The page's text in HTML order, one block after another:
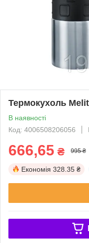
Термокухоль
В наявності
Код: 4006508206056
666,65 ₴ 995 ₴
Економія 328.35 ₴